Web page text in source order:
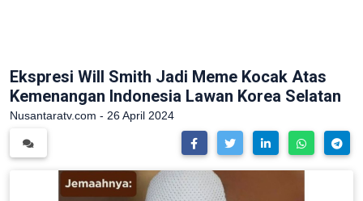
Ekspresi Will Smith Jadi Meme Kocak Atas
Kemenangan Indonesia Lawan Korea Selatan
Nusantaratv.com - 26 April 2024